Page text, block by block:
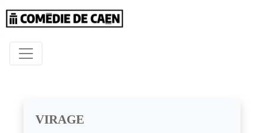
VIRAGE